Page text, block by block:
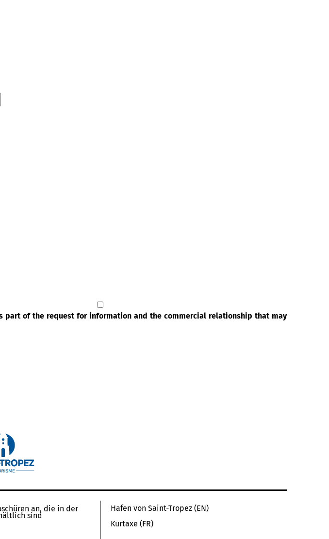
of the request for information and the commercial relationship that may
an, die in der
sind
Hafen von Saint-Tropez (EN)
Kurtaxe (FR)